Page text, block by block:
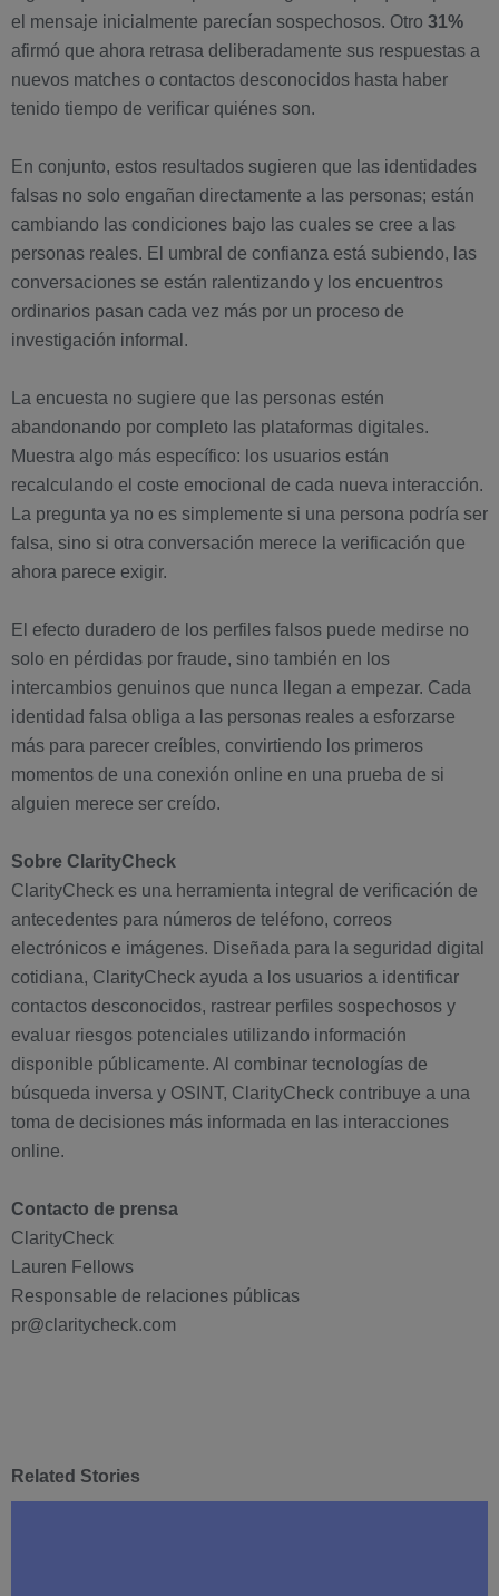
el mensaje inicialmente parecían sospechosos. Otro 31%
afirmó que ahora retrasa deliberadamente sus respuestas a
nuevos matches o contactos desconocidos hasta haber
tenido tiempo de verificar quiénes son.
En conjunto, estos resultados sugieren que las identidades
falsas no solo engañan directamente a las personas; están
cambiando las condiciones bajo las cuales se cree a las
personas reales. El umbral de confianza está subiendo, las
conversaciones se están ralentizando y los encuentros
ordinarios pasan cada vez más por un proceso de
investigación informal.
La encuesta no sugiere que las personas estén
abandonando por completo las plataformas digitales.
Muestra algo más específico: los usuarios están
recalculando el coste emocional de cada nueva interacción.
La pregunta ya no es simplemente si una persona podría ser
falsa, sino si otra conversación merece la verificación que
ahora parece exigir.
El efecto duradero de los perfiles falsos puede medirse no
solo en pérdidas por fraude, sino también en los
intercambios genuinos que nunca llegan a empezar. Cada
identidad falsa obliga a las personas reales a esforzarse
más para parecer creíbles, convirtiendo los primeros
momentos de una conexión online en una prueba de si
alguien merece ser creído.
Sobre ClarityCheck
ClarityCheck es una herramienta integral de verificación de
antecedentes para números de teléfono, correos
electrónicos e imágenes. Diseñada para la seguridad digital
cotidiana, ClarityCheck ayuda a los usuarios a identificar
contactos desconocidos, rastrear perfiles sospechosos y
evaluar riesgos potenciales utilizando información
disponible públicamente. Al combinar tecnologías de
búsqueda inversa y OSINT, ClarityCheck contribuye a una
toma de decisiones más informada en las interacciones
online.
Contacto de prensa
ClarityCheck
Lauren Fellows
Responsable de relaciones públicas
pr@claritycheck.com
Related Stories